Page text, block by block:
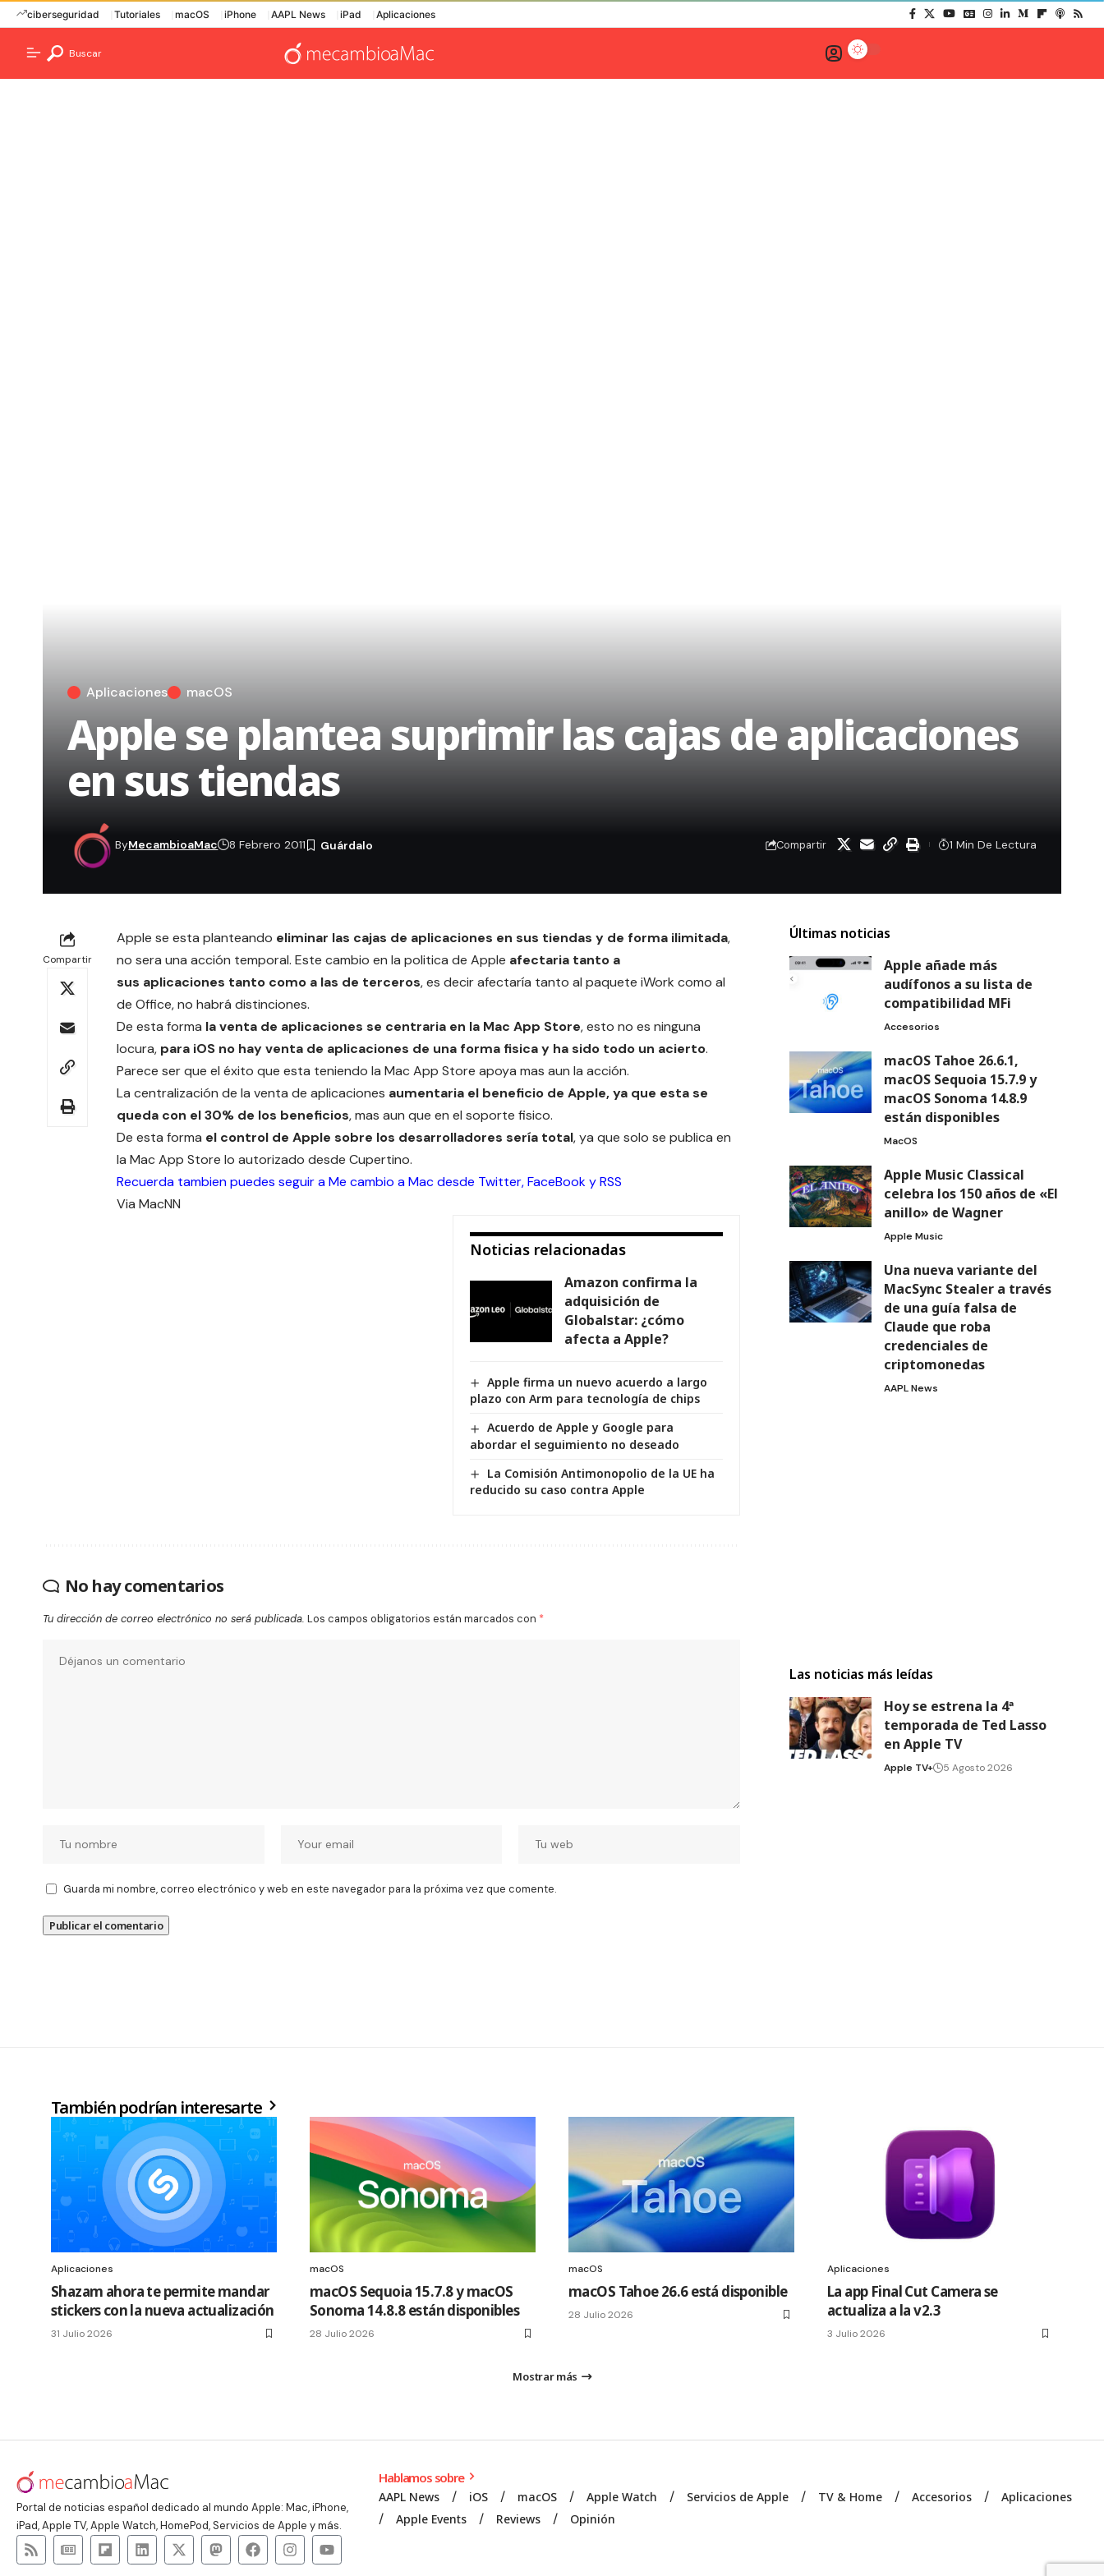
ciberseguridad Tutoriales macOS iPhone AAPL News iPad Aplicaciones
Buscar
Aplicaciones macOS
Apple se plantea suprimir las cajas de aplicaciones
en sus tiendas
ByMecambioaMac 8 Febrero 2011 Compartir 1 Min De Lectura
Compartir
Apple se esta planteando eliminar las cajas de aplicaciones en sus tiendas y de forma ilimitada,
no sera una acción temporal. Este cambio en la politica de Apple afectaria tanto a
sus aplicaciones tanto como a las de terceros, es decir afectaría tanto al paquete iWork como al
de Office, no habrá distinciones.
De esta forma la venta de aplicaciones se centraria en la Mac App Store, esto no es ninguna
locura, para iOS no hay venta de aplicaciones de una forma fisica y ha sido todo un acierto.
Parece ser que el éxito que esta teniendo la Mac App Store apoya mas aun la acción.
La centralización de la venta de aplicaciones aumentaria el beneficio de Apple, ya que esta se
queda con el 30% de los beneficios, mas aun que en el soporte fisico.
De esta forma el control de Apple sobre los desarrolladores sería total, ya que solo se publica en
la Mac App Store lo autorizado desde Cupertino.
Recuerda tambien puedes seguir a Me cambio a Mac desde Twitter,FaceBookyRSS
Via MacNN
Noticias relacionadas
Amazon confirma la
adquisición de
Globalstar: ¿cómo
afecta a Apple?
Apple firma un nuevo acuerdo a largo
plazo con Arm para tecnología de chips
Acuerdo de Apple y Google para
abordar el seguimiento no deseado
La Comisión Antimonopolio de la UE ha
reducido su caso contra Apple
No hay comentarios
Tu dirección de correo electrónico no será publicada. Los campos obligatorios están marcados con *
Guarda mi nombre, correo electrónico y web en este navegador para la próxima vez que comente.
Últimas noticias
Apple añade más
audífonos a su lista de
compatibilidad MFi
Accesorios
macOS Tahoe 26.6.1,
macOS Sequoia 15.7.9 y
macOS Sonoma 14.8.9
están disponibles
MacOS
Apple Music Classical
celebra los 150 años de «El
anillo» de Wagner
Apple Music
Una nueva variante del
MacSync Stealer a través
de una guía falsa de
Claude que roba
credenciales de
criptomonedas
AAPL News
Las noticias más leídas
Hoy se estrena la 4ª
temporada de Ted Lasso
en Apple TV
Apple TV+ 5 Agosto 2026
También podrían interesarte
Aplicaciones
Shazam ahora te permite mandar
stickers con la nueva actualización
31 Julio 2026
macOS
macOS Sequoia 15.7.8 y macOS
Sonoma 14.8.8 están disponibles
28 Julio 2026
macOS
macOS Tahoe 26.6 está disponible
28 Julio 2026
Aplicaciones
La app Final Cut Camera se
actualiza a la v2.3
3 Julio 2026
Mostrar más
Portal de noticias español dedicado al mundo Apple: Mac, iPhone,
iPad, Apple TV, Apple Watch, HomePod, Servicios de Apple y más.
Hablamos sobre
AAPL News iOS macOS Apple Watch Servicios de Apple TV & Home Accesorios
Aplicaciones
Apple Events
Reviews Opinión